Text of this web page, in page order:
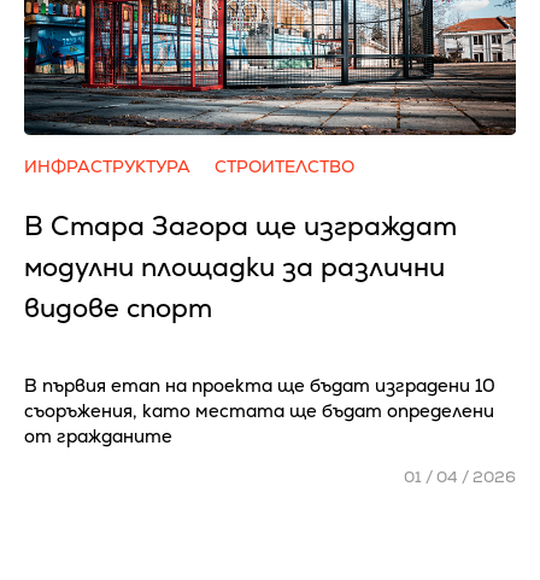
ИНФРАСТРУКТУРА СТРОИТЕЛСТВО
В Стара Загора ще изграждат
модулни площадки за различни
видове спорт
В първия етап на проекта ще бъдат изградени 10
съоръжения, като местата ще бъдат определени
от гражданите
01 / 04 / 2026